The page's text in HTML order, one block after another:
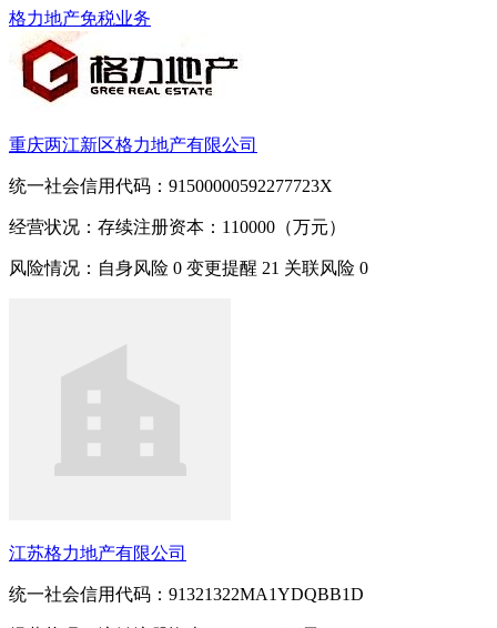
格力地产免税业务
重庆两江新区格力地产有限公司
统一社会信用代码：91500000592277723X
经营状况：存续注册资本：110000（万元）
风险情况：自身风险 0 变更提醒 21 关联风险 0
江苏格力地产有限公司
统一社会信用代码：91321322MA1YDQBB1D